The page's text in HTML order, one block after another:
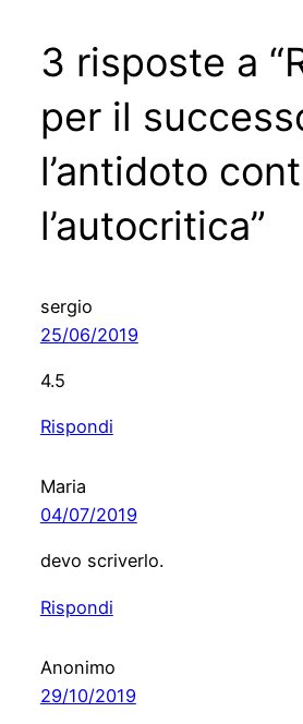
3 risposte a
per il
l’antidoto
l’autocritica”
sergio
25/06/2019
4.5
Rispondi
Maria
04/07/2019
devo scriverlo.
Rispondi
Anonimo
29/10/2019